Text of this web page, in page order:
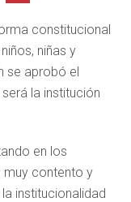
constitucional
niñas y
se aprobó el
la institución
en los
muy contento y
institucionalidad